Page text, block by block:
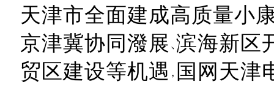
天津市全面建成高质量小
京津冀协同潑展 滨海新区
贸区建设等机遇 国网天津